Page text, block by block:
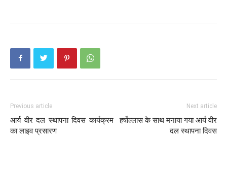
Previous article
आर्य वीर दल स्थापना दिवस कार्यक्रम
का लाइव प्रसारण
Next article
हर्षोल्लास के साथ मनाया गया आर्य वीर
दल स्थापना दिवस